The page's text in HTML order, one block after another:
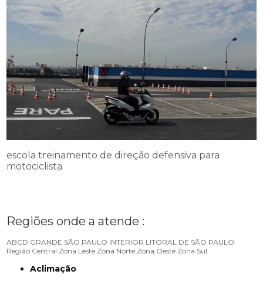
escola treinamento de direção defensiva para
motociclista
Regiões onde a atende :
ABCD GRANDE SÃO PAULO INTERIOR LITORAL DE SÃO PAULO
Região Central Zona Leste Zona Norte Zona Oeste Zona Sul
Aclimação